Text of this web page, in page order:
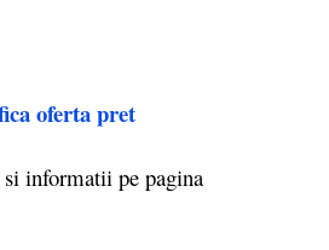
oferta pret
informatii pe pagina